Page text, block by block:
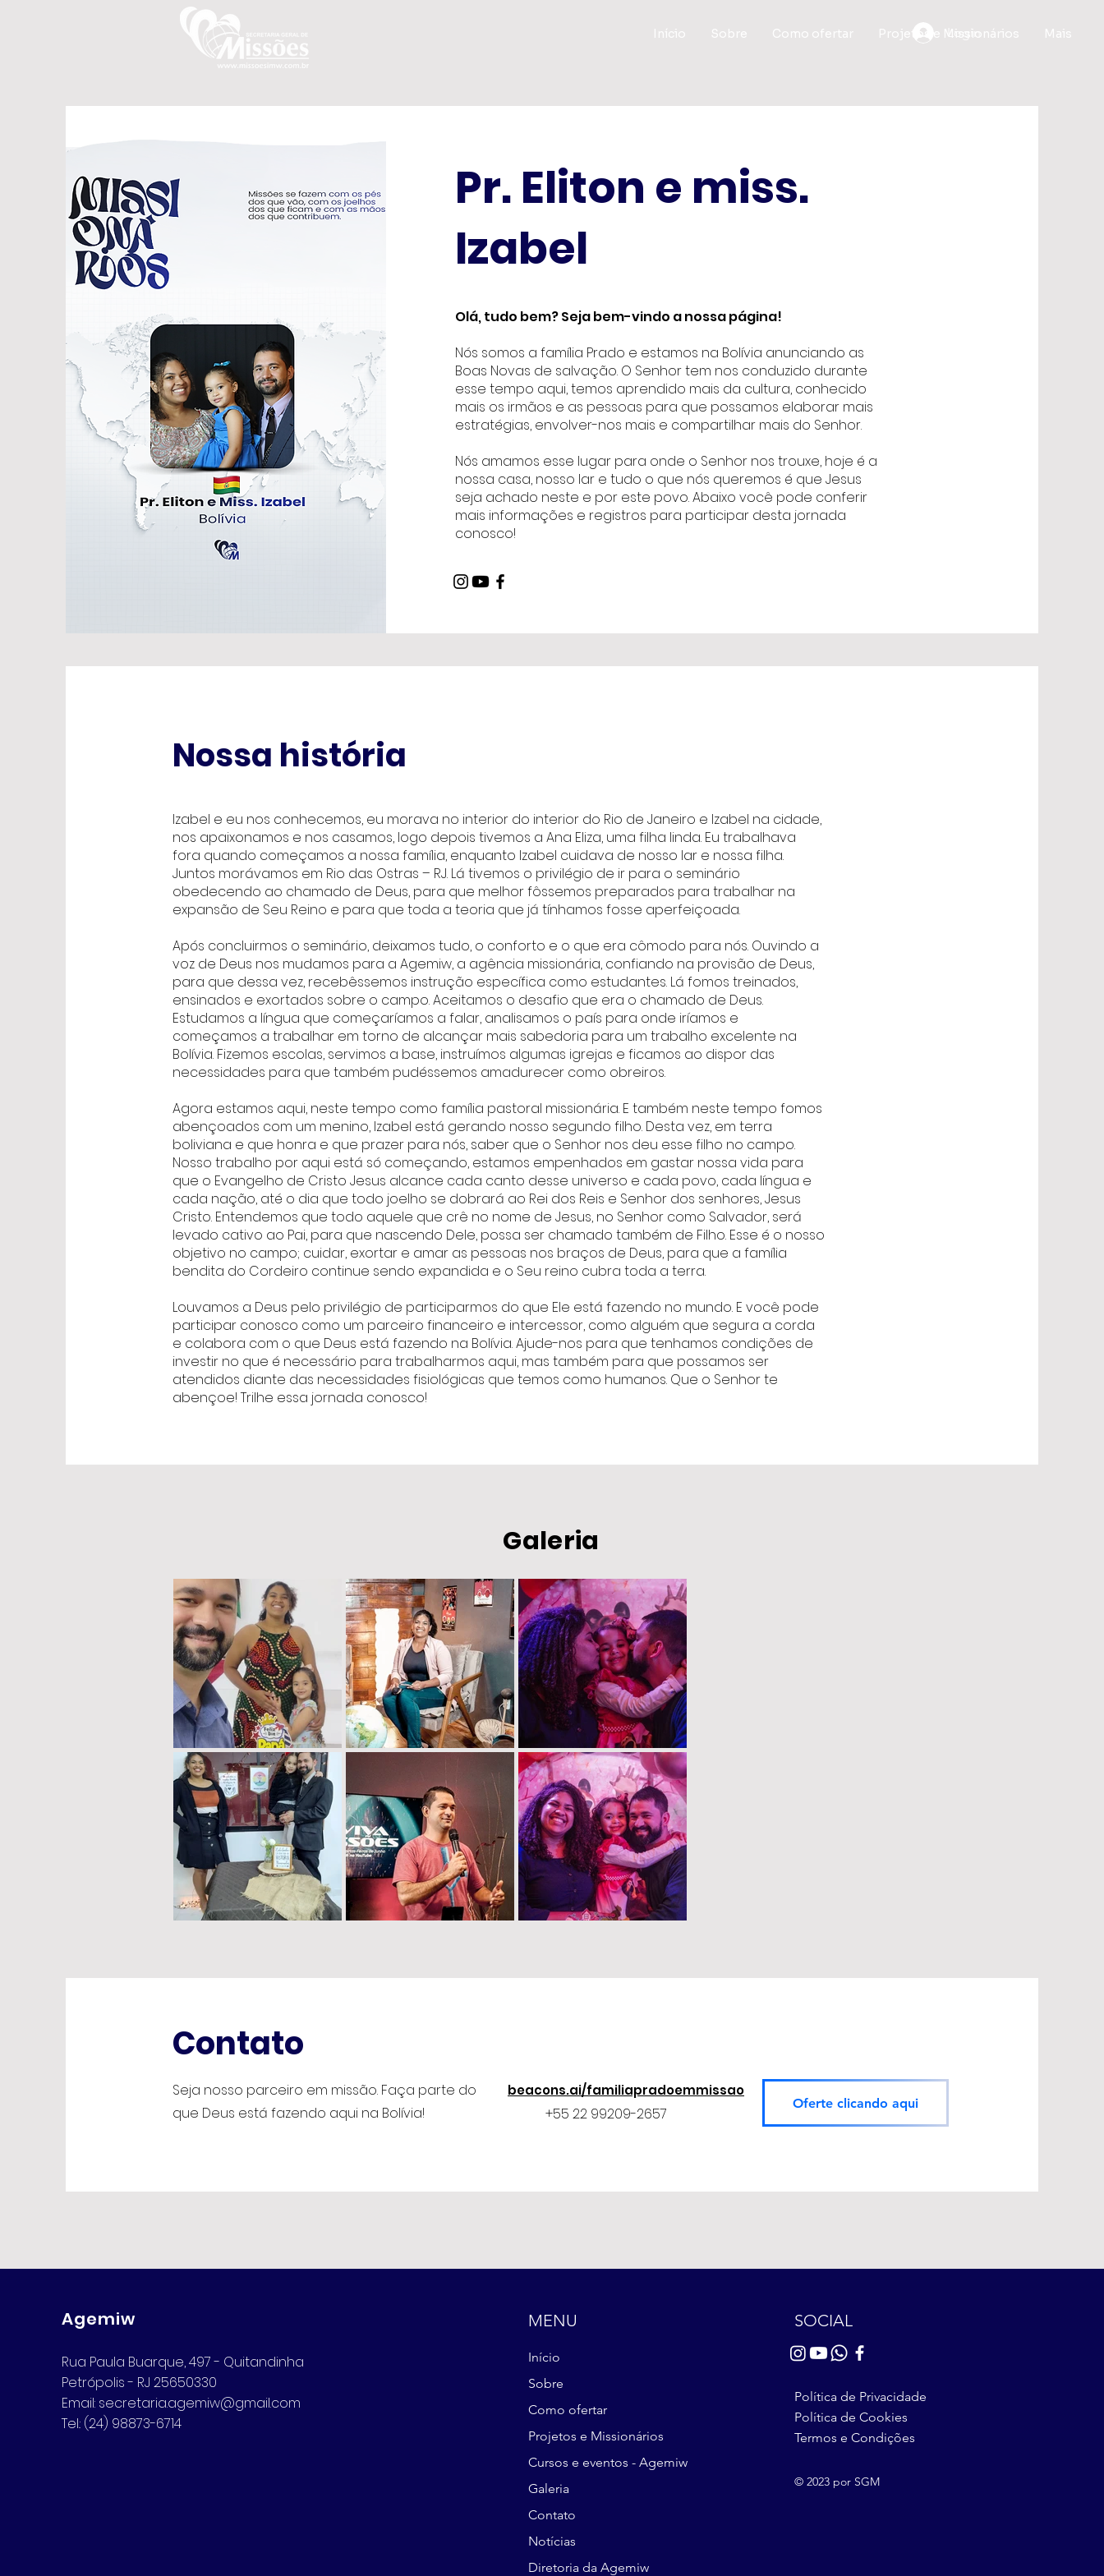
Login
Início Sobre Como ofertar Projetos e Missionários Mais
Pr. Eliton e miss.
Izabel
Olá, tudo bem? Seja bem-vindo a nossa página!
Nós somos a família Prado e estamos na Bolívia anunciando as
Boas Novas de salvação. O Senhor tem nos conduzido durante
esse tempo aqui, temos aprendido mais da cultura, conhecido
mais os irmãos e as pessoas para que possamos elaborar mais
estratégias, envolver-nos mais e compartilhar mais do Senhor.
Nós amamos esse lugar para onde o Senhor nos trouxe, hoje é a
nossa casa, nosso lar e tudo o que nós queremos é que Jesus
seja achado neste e por este povo. Abaixo você pode conferir
mais informações e registros para participar desta jornada
conosco!
Nossa história
Izabel e eu nos conhecemos, eu morava no interior do interior do Rio de Janeiro e Izabel na cidade,
nos apaixonamos e nos casamos, logo depois tivemos a Ana Eliza, uma filha linda. Eu trabalhava
fora quando começamos a nossa família, enquanto Izabel cuidava de nosso lar e nossa filha.
Juntos morávamos em Rio das Ostras – RJ. Lá tivemos o privilégio de ir para o seminário
obedecendo ao chamado de Deus, para que melhor fôssemos preparados para trabalhar na
expansão de Seu Reino e para que toda a teoria que já tínhamos fosse aperfeiçoada.
Após concluirmos o seminário, deixamos tudo, o conforto e o que era cômodo para nós. Ouvindo a
voz de Deus nos mudamos para a Agemiw, a agência missionária, confiando na provisão de Deus,
para que dessa vez, recebêssemos instrução específica como estudantes. Lá fomos treinados,
ensinados e exortados sobre o campo. Aceitamos o desafio que era o chamado de Deus.
Estudamos a língua que começaríamos a falar, analisamos o país para onde iríamos e
começamos a trabalhar em torno de alcançar mais sabedoria para um trabalho excelente na
Bolívia. Fizemos escolas, servimos a base, instruímos algumas igrejas e ficamos ao dispor das
necessidades para que também pudéssemos amadurecer como obreiros.
Agora estamos aqui, neste tempo como família pastoral missionária. E também neste tempo fomos
abençoados com um menino, Izabel está gerando nosso segundo filho. Desta vez, em terra
boliviana e que honra e que prazer para nós, saber que o Senhor nos deu esse filho no campo.
Nosso trabalho por aqui está só começando, estamos empenhados em gastar nossa vida para
que o Evangelho de Cristo Jesus alcance cada canto desse universo e cada povo, cada língua e
cada nação, até o dia que todo joelho se dobrará ao Rei dos Reis e Senhor dos senhores, Jesus
Cristo. Entendemos que todo aquele que crê no nome de Jesus, no Senhor como Salvador, será
levado cativo ao Pai, para que nascendo Dele, possa ser chamado também de Filho. Esse é o nosso
objetivo no campo; cuidar, exortar e amar as pessoas nos braços de Deus, para que a família
bendita do Cordeiro continue sendo expandida e o Seu reino cubra toda a terra.
Louvamos a Deus pelo privilégio de participarmos do que Ele está fazendo no mundo. E você pode
participar conosco como um parceiro financeiro e intercessor, como alguém que segura a corda
e colabora com o que Deus está fazendo na Bolívia. Ajude-nos para que tenhamos condições de
investir no que é necessário para trabalharmos aqui, mas também para que possamos ser
atendidos diante das necessidades fisiológicas que temos como humanos. Que o Senhor te
abençoe! Trilhe essa jornada conosco!
Galeria
Contato
Seja nosso parceiro em missão. Faça parte do
que Deus está fazendo aqui na Bolívia!
beacons.ai/familiapradoemmissao
+55 22 99209-2657
Oferte clicando aqui
Agemiw
Rua Paula Buarque, 497 - Quitandinha
Petrópolis - RJ 25650330
Email: secretaria.agemiw@gmail.com
Tel.: (24) 98873-6714
MENU
Início
Sobre
Como ofertar
Projetos e Missionários
Cursos e eventos - Agemiw
Galeria
Contato
Notícias
Diretoria da Agemiw
SOCIAL
Política de Privacidade
Política de Cookies
Termos e Condições
© 2023 por SGM